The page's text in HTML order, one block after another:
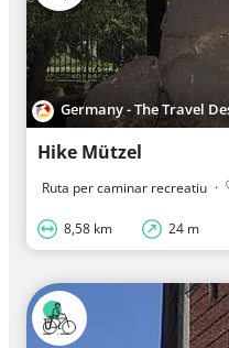
Germany - The Travel
Hike Mützel
Ruta per caminar recreatiu ·
8,58 km 24 m